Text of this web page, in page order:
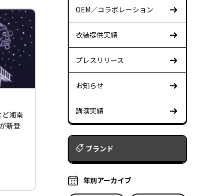
ど湘南
新登
OEM／コラボレーション
衣装提供実績
プレスリリース
お知らせ
講演実績
ブランド
年別アーカイブ